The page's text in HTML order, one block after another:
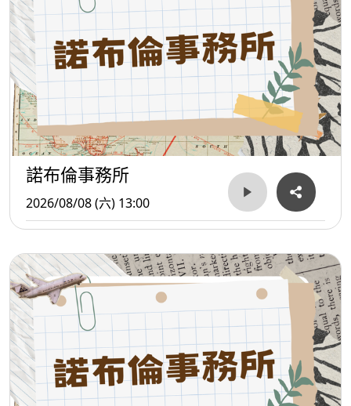
諾布倫事務所
2026/08/08 (六) 13:00